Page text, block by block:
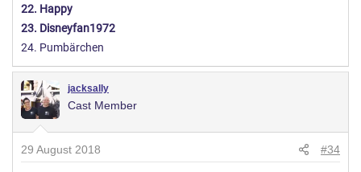
22. Happy
23. Disneyfan1972
24. Pumbärchen
jacksally
Cast Member
29 August 2018 #34